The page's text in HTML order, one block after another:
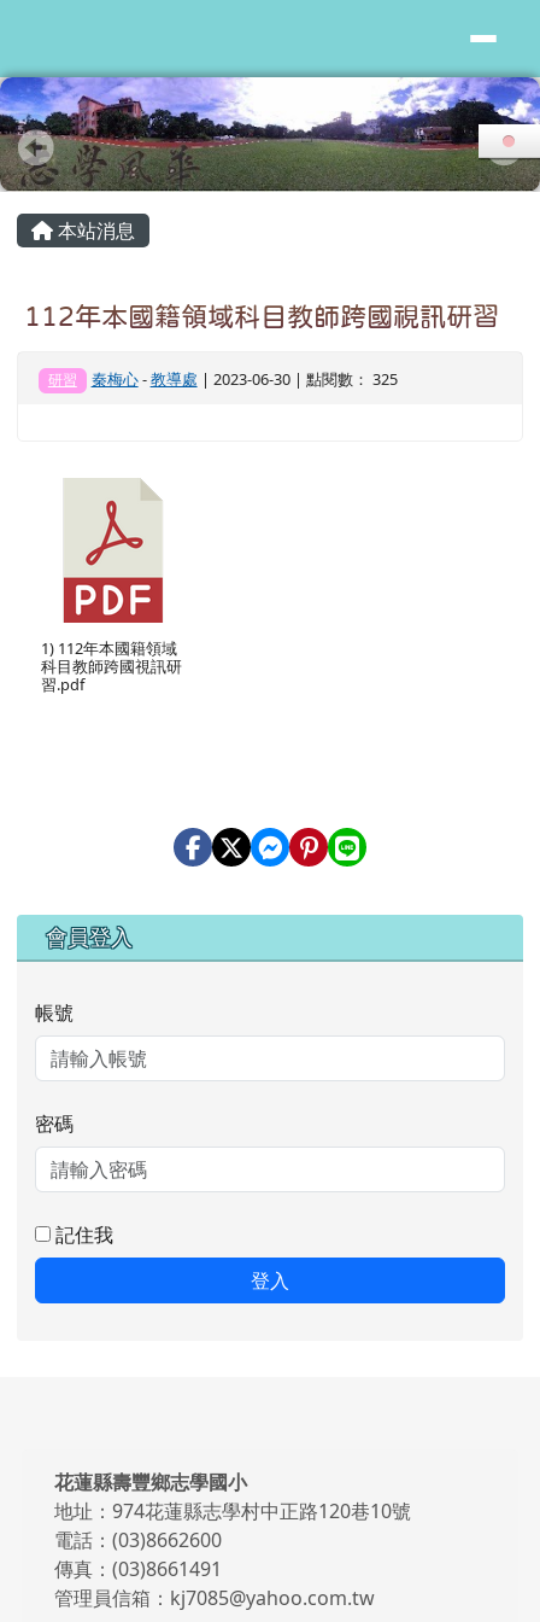
主內容區域
本站消息
112年本國籍領域科目教師跨國視訊研習
研習 秦梅心-教導處 | 2023-06-30 | 點閱數： 325
1) 112年本國籍領域
科目教師跨國視訊研
習.pdf
右邊區域內容
會員登入
帳號
密碼
記住我
登入
頁尾區域
頁尾區域內容
花蓮縣壽豐鄉志學國小
地址：974花蓮縣志學村中正路120巷10號
電話：(03)8662600
傳真：(03)8661491
管理員信箱：kj7085@yahoo.com.tw